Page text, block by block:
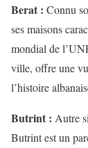
Berat : Connu
ses maisons
mondial de
ville, offre une
l’histoire
Butrint : Autre
Butrint est un